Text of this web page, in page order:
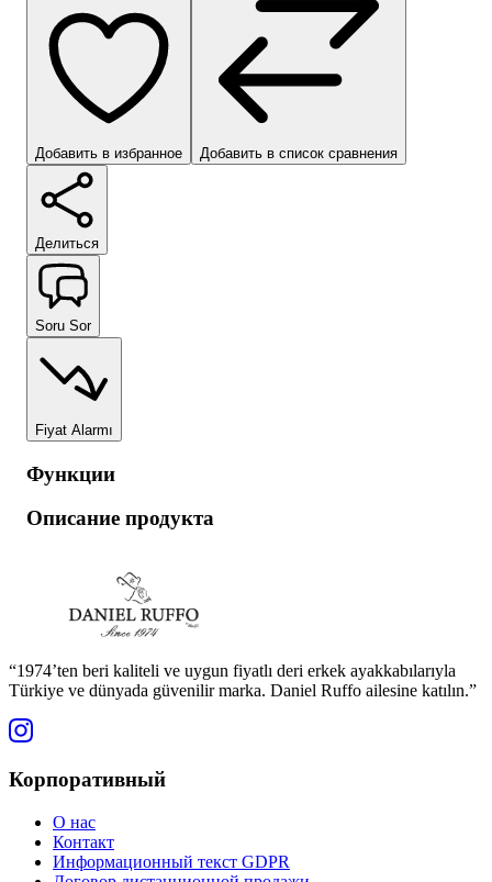
Добавить в избранное Добавить в список сравнения
Делиться
Soru Sor
Fiyat Alarmı
Функции
Описание продукта
“1974’ten beri kaliteli ve uygun fiyatlı deri erkek ayakkabılarıyla
Türkiye ve dünyada güvenilir marka. Daniel Ruffo ailesine katılın.”
Корпоративный
О нас
Контакт
Информационный текст GDPR